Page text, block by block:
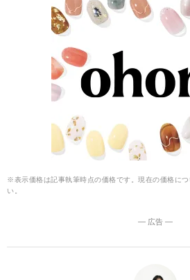
※表示価格は記事執筆時点の価格です。現在の価格に
い。
― 広告 ―